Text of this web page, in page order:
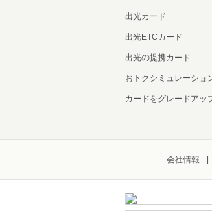
出光カード
出光ETCカード
出光の提携カード
おトクシミュレーショ
カードをグレードアッ
会社情報